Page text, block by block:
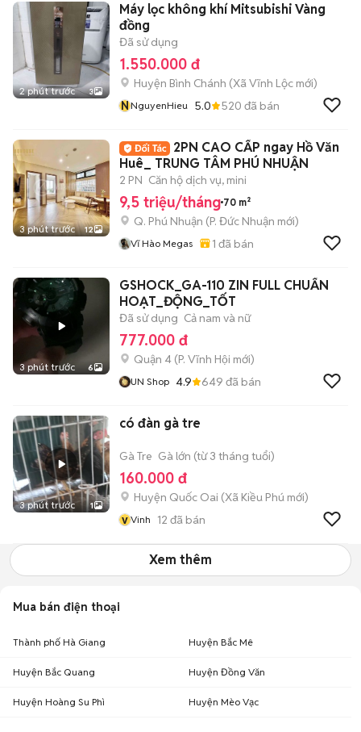
2 phút trước 3
Máy lọc không khí Mitsubishi Vàng
đồng
Đã sử dụng
1.550.000 đ
Huyện Bình Chánh (Xã Vĩnh Lộc mới)
NNguyenHieu 5.0 520 đã bán
3 phút trước 12
2PN CAO CẤP ngay Hồ Văn
Huê_ TRUNG TÂM PHÚ NHUẬN
2 PN Căn hộ dịch vụ, mini
9,5 triệu/tháng 70 m²
Q. Phú Nhuận (P. Đức Nhuận mới)
Vĩ Hào Megas 1 đã bán
3 phút trước 6
GSHOCK_GA-110 ZIN FULL CHUẨN
HOẠT_ĐỘNG_TỐT
Đã sử dụng Cả nam và nữ
777.000 đ
Quận 4 (P. Vĩnh Hội mới)
UN Shop 4.9 649 đã bán
3 phút trước 1
có đàn gà tre
Gà Tre Gà lớn (từ 3 tháng tuổi)
160.000 đ
Huyện Quốc Oai (Xã Kiều Phú mới)
v Vinh 12 đã bán
Xem thêm
Mua bán điện thoại
Thành phố Hà Giang Huyện Bắc Mê
Huyện Bắc Quang Huyện Đồng Văn
Huyện Hoàng Su Phì Huyện Mèo Vạc